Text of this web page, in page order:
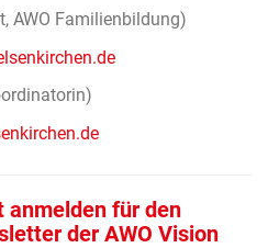
AWO Familienbildung)
anmelden für den
der AWO Vision